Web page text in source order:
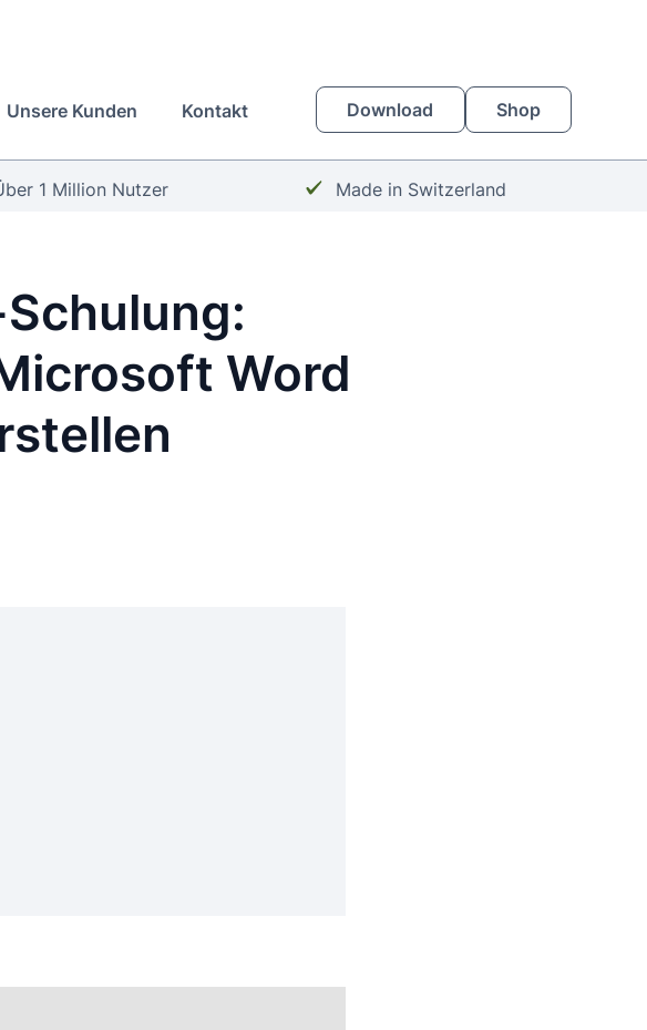
Unsere Kunden Kontakt Download Shop
1 Million Nutzer Häkchen:
Made in Switzerland
Word